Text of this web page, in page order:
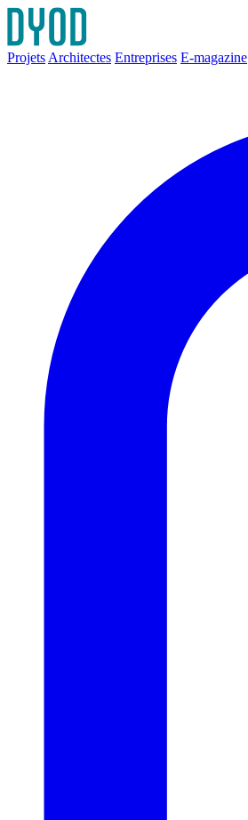
Projets Architectes Entreprises E-magazine